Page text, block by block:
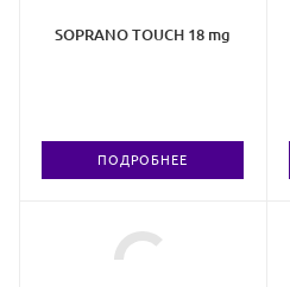
SOPRANO TOUCH 18 mg
ПОДРОБНЕЕ